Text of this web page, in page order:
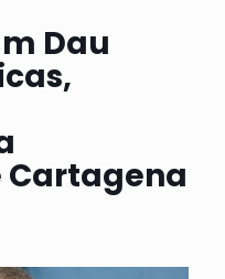
Dau
Cartagena